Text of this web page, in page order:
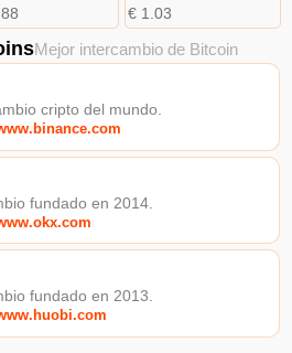
€ 1.03
Mejor intercambio de Bitcoin
cripto del mundo.
fundado en 2014.
fundado en 2013.